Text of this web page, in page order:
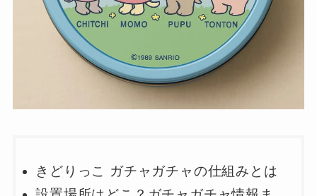
きどりっこ ガチャガチャの仕組みとは